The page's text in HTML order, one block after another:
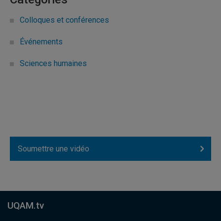
Colloques et conférences
Événements
Sciences humaines
Soumettre une vidéo
UQAM.tv